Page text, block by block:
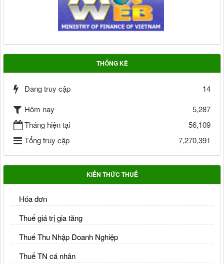
THỐNG KÊ
Đang truy cập
14
Hôm nay
5,287
Tháng hiện tại
56,109
Tổng truy cập
7,270,391
KIẾN THỨC THUẾ
Hóa đơn
Thuế giá trị gia tăng
Thuế Thu Nhập Doanh Nghiệp
Thuế TN cá nhân